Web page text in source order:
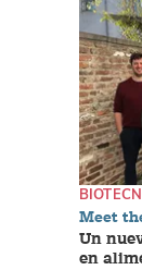
Meet
Un
en